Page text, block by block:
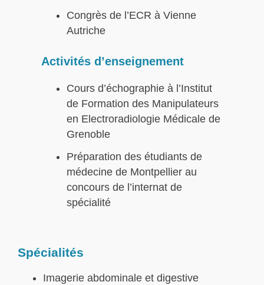
Congrès de l’ECR à Vienne
Autriche
Activités d’enseignement
Cours d’échographie à l’Institut
de Formation des Manipulateurs
en Electroradiologie Médicale de
Grenoble
Préparation des étudiants de
médecine de Montpellier au
concours de l’internat de
spécialité
Spécialités
Imagerie abdominale et digestive